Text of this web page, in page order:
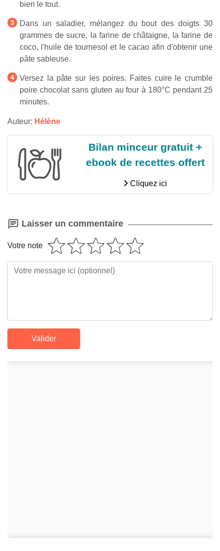
bien le tout.
Dans un saladier, mélangez du bout des doigts 30
grammes de sucre, la farine de châtaigne, la farine de
coco, l'huile de tournesol et le cacao afin d'obtenir une
pâte sableuse.
Versez la pâte sur les poires. Faites cuire le crumble
poire chocolat sans gluten au four à 180°C pendant 25
minutes.
Auteur: Hélène
Bilan minceur gratuit +
ebook de recettes offert
Cliquez ici
Laisser un commentaire
Votre note